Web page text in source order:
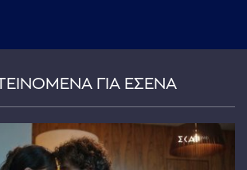
ΓΙΑ ΕΣΕΝΑ